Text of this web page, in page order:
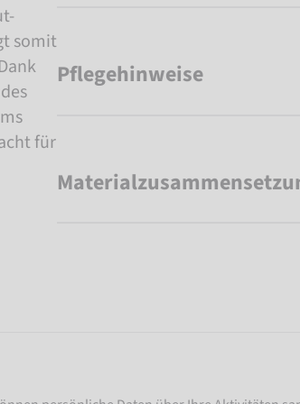
somit
für
Pflegehinweise